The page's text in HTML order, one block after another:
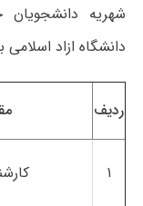
شهریه
دانشگاه ازاد
ردیف
۱